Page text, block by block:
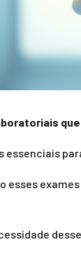
essenciais
esses